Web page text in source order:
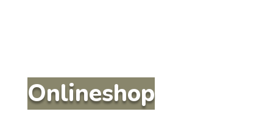
Onlineshop